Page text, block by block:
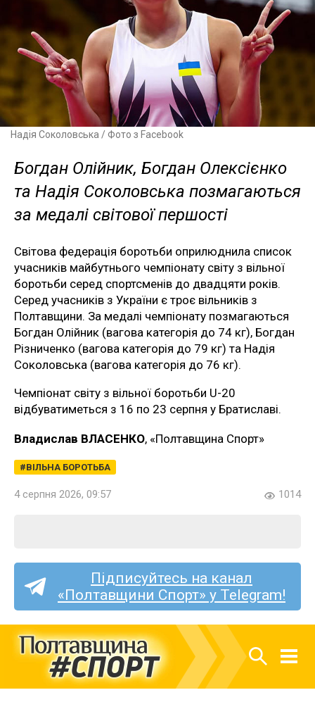
Надія Соколовська / Фото з Facebook
Богдан Олійник, Богдан Олексієнко
та Надія Соколовська позмагаються
за медалі світової першості
Світова федерація боротьби оприлюднила список
учасників майбутнього чемпіонату світу з вільної
боротьби серед спортсменів до двадцяти років.
Серед учасників з України є троє вільників з
Полтавщини. За медалі чемпіонату позмагаються
Богдан Олійник (вагова категорія до 74 кг), Богдан
Різниченко (вагова категорія до 79 кг) та Надія
Соколовська (вагова категорія до 76 кг).
Чемпіонат світу з вільної боротьби U-20
відбуватиметься з 16 по 23 серпня у Братиславі.
Владислав ВЛАСЕНКО, «Полтавщина Спорт»
ВІЛЬНА БОРОТЬБА
4 серпня 2026, 09:57 1014
Підписуйтесь на канал
«Полтавщини Спорт» у Telegram!